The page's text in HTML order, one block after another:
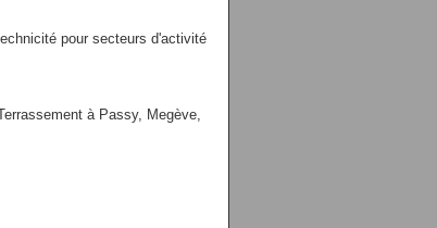
pour secteurs d'activité
à Passy, Megève,